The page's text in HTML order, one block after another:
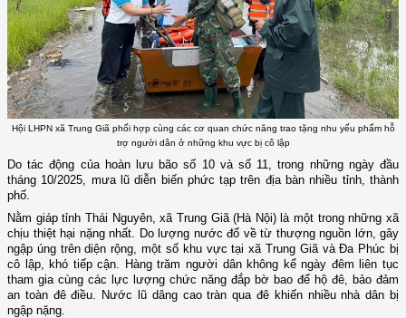
Hội LHPN xã Trung Giã phối hợp cùng các cơ quan chức năng trao tặng nhu yếu phẩm hỗ
trợ người dân ở những khu vực bị cô lập
Do tác động của hoàn lưu bão số 10 và số 11, trong những ngày đầu
tháng 10/2025, mưa lũ diễn biến phức tạp trên địa bàn nhiều tỉnh, thành
phố.
Nằm giáp tỉnh Thái Nguyên, xã Trung Giã (Hà Nội) là một trong những xã
chịu thiệt hại nặng nhất. Do lượng nước đổ về từ thượng nguồn lớn, gây
ngập úng trên diện rộng, một số khu vực tại xã Trung Giã và Đa Phúc bị
cô lập, khó tiếp cận. Hàng trăm người dân không kể ngày đêm liên tục
tham gia cùng các lực lượng chức năng đắp bờ bao để hộ đê, bảo đảm
an toàn đê điều. Nước lũ dâng cao tràn qua đê khiến nhiều nhà dân bị
ngập nặng.